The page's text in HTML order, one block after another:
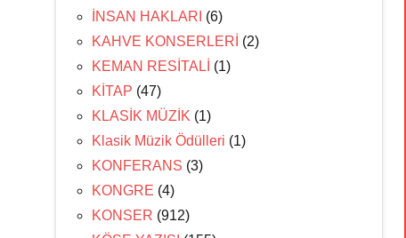
İNSAN HAKLARI (6)
KAHVE KONSERLERİ (2)
KEMAN RESİTALİ (1)
KİTAP (47)
KLASİK MÜZİK (1)
Klasik Müzik Ödülleri (1)
KONFERANS (3)
KONGRE (4)
KONSER (912)